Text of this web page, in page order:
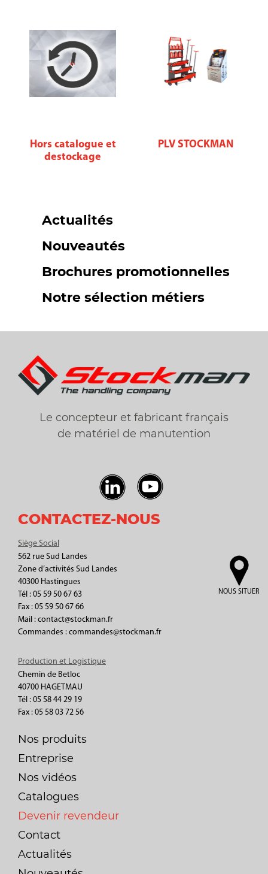
Hors catalogue et
destockage
PLV STOCKMAN
Actualités
Nouveautés
Brochures promotionnelles
Notre sélection métiers
Le concepteur et fabricant français
de matériel de manutention
CONTACTEZ-NOUS
Siège Social
562 rue Sud Landes
Zone d’activités Sud Landes
40300 Hastingues
Tél : 05 59 50 67 63
Fax : 05 59 50 67 66
Mail : contact@stockman.fr
Commandes : commandes@stockman.fr
NOUS SITUER
Production et Logistique
Chemin de Betloc
40700 HAGETMAU
Tél : 05 58 44 29 19
Fax : 05 58 03 72 56
Nos produits
Entreprise
Nos vidéos
Catalogues
Devenir revendeur
Contact
Actualités